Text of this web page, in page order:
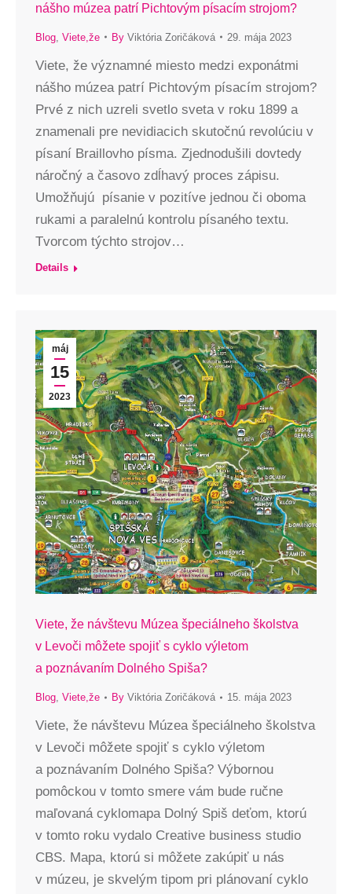
nášho múzea patrí Pichtovým písacím strojom?
Blog Viete,že By Viktória Zoričáková 29. mája 2023
Viete, že významné miesto medzi exponátmi
nášho múzea patrí Pichtovým písacím strojom?
Prvé z nich uzreli svetlo sveta v roku 1899 a
znamenali pre nevidiacich skutočnú revolúciu v
písaní Braillovho písma. Zjednodušili dovtedy
náročný a časovo zdĺhavý proces zápisu.
Umožňujú písanie v pozitíve jednou či oboma
rukami a paralelnú kontrolu písaného textu.
Tvorcom týchto strojov…
Details
máj
15
2023
Viete, že návštevu Múzea špeciálneho školstva
v Levoči môžete spojiť s cyklo výletom
a poznávaním Dolného Spiša?
Blog, Viete,že By Viktória Zoričáková 15. mája 2023
Viete, že návštevu Múzea špeciálneho školstva
v Levoči môžete spojiť s cyklo výletom
a poznávaním Dolného Spiša? Výbornou
pomôckou v tomto smere vám bude ručne
maľovaná cyklomapa Dolný Spiš deťom, ktorú
v tomto roku vydalo Creative business studio
CBS. Mapa, ktorú si môžete zakúpiť u nás
v múzeu, je skvelým tipom pri plánovaní cyklo